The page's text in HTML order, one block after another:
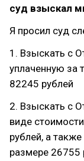
суд взыскал
Я просил суд
1. Взыскать с
уплаченную за
82245 рублей
2. Взыскать с
виде
рублей, а
размере 26755